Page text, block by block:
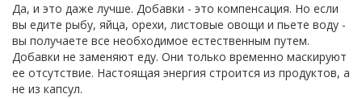
Да, и это даже лучше. Добавки - это компенсация. Но если
вы едите рыбу, яйца, орехи, листовые овощи и пьете воду -
вы получаете все необходимое естественным путем.
Добавки не заменяют еду. Они только временно маскируют
ее отсутствие. Настоящая энергия строится из продуктов, а
не из капсул.